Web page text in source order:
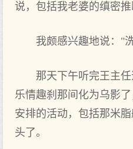
说，包括我老婆的缜密推
我颇感兴趣地说："
那天下午听完王主
乐情趣刹那间化为乌影
安排的活动，包括那米
头了。